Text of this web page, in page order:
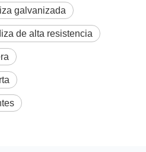
galvanizada
de alta resistencia